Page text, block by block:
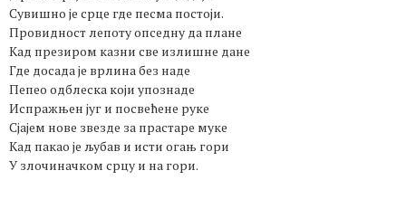
Сувишно је срце где песма постоји.
Провидност лепоту опседну да плане
Кад презиром казни све излишне дане
Где досада је врлина без наде
Пепео одблеска који упознаде
Испражњен југ и посвећене руке
Сјајем нове звезде за прастаре муке
Кад пакао је љубав и исти огањ гори
У злочиначком срцу и на гори.